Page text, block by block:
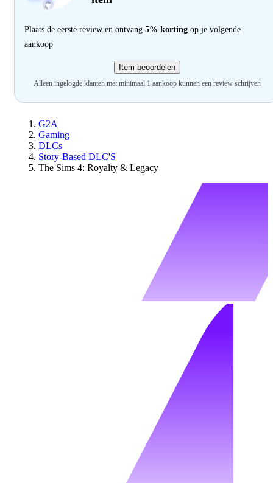
Plaats de eerste review en ontvang 5% korting op je volgende
aankoop
Item beoordelen
Alleen ingelogde klanten met minimaal 1 aankoop kunnen een review schrijven
G2A
Gaming
DLCs
Story-Based DLC'S
The Sims 4: Royalty & Legacy